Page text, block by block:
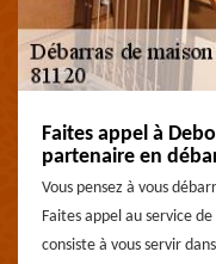
Faites appel à
partenaire en
Vous pensez à vous
Faites appel au service
consiste à vous servir